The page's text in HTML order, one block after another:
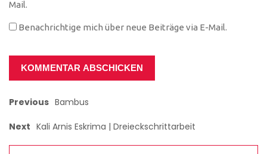
Mail.
Benachrichtige mich über neue Beiträge via E-Mail.
Previous Bambus
Next Kali Arnis Eskrima | Dreieckschrittarbeit